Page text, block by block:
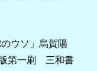
ウソ」烏賀陽
第一刷 三和書